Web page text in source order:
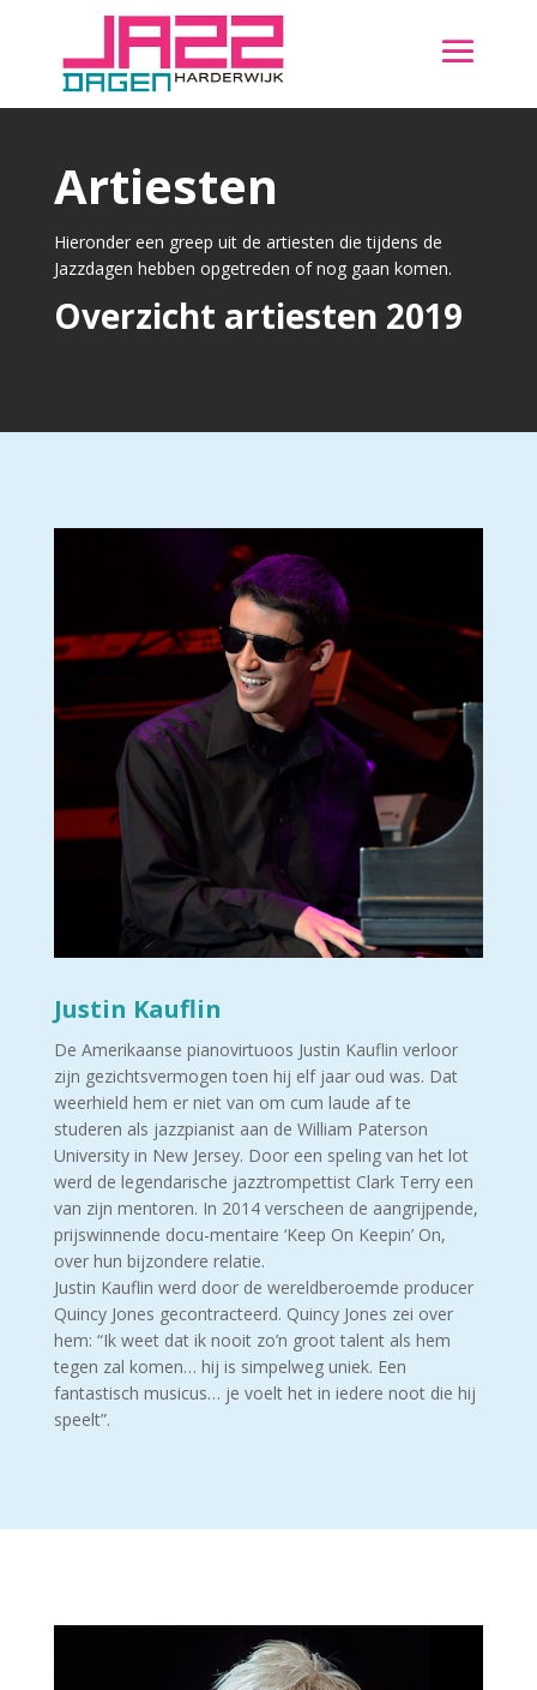
Artiesten
Hieronder een greep uit de artiesten die tijdens de
Jazzdagen hebben opgetreden of nog gaan komen.
Overzicht artiesten 2019
Justin Kauflin
De Amerikaanse pianovirtuoos Justin Kauflin verloor
zijn gezichtsvermogen toen hij elf jaar oud was. Dat
weerhield hem er niet van om cum laude af te
studeren als jazzpianist aan de William Paterson
University in New Jersey. Door een speling van het lot
werd de legendarische jazztrompettist Clark Terry een
van zijn mentoren. In 2014 verscheen de aangrijpende,
prijswinnende docu-mentaire ‘Keep On Keepin’ On,
over hun bijzondere relatie.
Justin Kauflin werd door de wereldberoemde producer
Quincy Jones gecontracteerd. Quincy Jones zei over
hem: “Ik weet dat ik nooit zo’n groot talent als hem
tegen zal komen… hij is simpelweg uniek. Een
fantastisch musicus… je voelt het in iedere noot die hij
speelt”.